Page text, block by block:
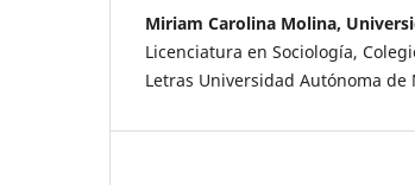
Miriam Carolina Molina,
Licenciatura en Sociología,
Letras Universidad Autónoma de